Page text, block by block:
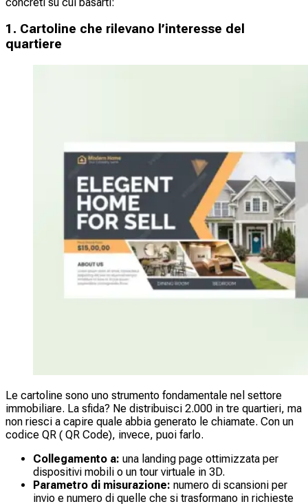
1. Cartoline che rilevano l’interesse del
quartiere
Le cartoline sono uno strumento fondamentale nel settore
immobiliare. La sfida? Ne distribuisci 2.000 in tre quartieri, ma
non riesci a capire quale abbia generato le chiamate. Con un
codice QR ( QR Code), invece, puoi farlo.
Collegamento a: una landing page ottimizzata per
dispositivi mobili o un tour virtuale in 3D.
Parametro di misurazione: numero di scansioni per
invio e numero di quelle che si trasformano in richieste